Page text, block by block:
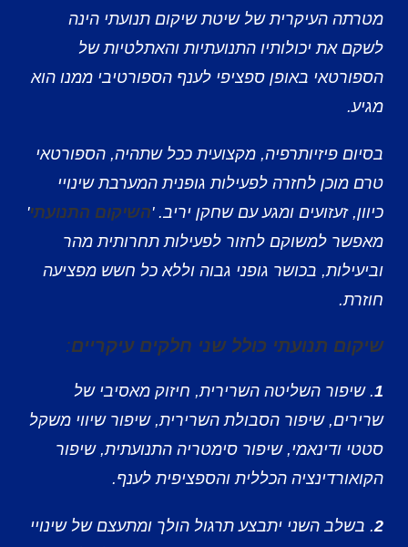
מטרתה העיקרית של שיטת שיקום תנועתי הינה
לשקם את יכולותיו התנועתיות והאתלטיות של
הספורטאי באופן ספציפי לענף הספורטיבי ממנו הוא
מגיע.
בסיום פיזיותרפיה, מקצועית ככל שתהיה, הספורטאי
טרם מוכן לחזרה לפעילות גופנית המערבת שינויי
כיוון, זעזועים ומגע עם שחקן יריב. 'השיקום התנועתי'
מאפשר למשוקם לחזור לפעילות תחרותית מהר
וביעילות, בכושר גופני גבוה וללא כל חשש מפציעה
חוזרת.
שיקום תנועתי כולל שני חלקים עיקריים:
1. שיפור השליטה השרירית, חיזוק מאסיבי של
שרירים, שיפור הסבולת השרירית, שיפור שיווי משקל
סטטי ודינאמי, שיפור סימטריה התנועתית, שיפור
הקואורדינציה הכללית והספציפית לענף.
2. בשלב השני יתבצע תרגול הולך ומתעצם של שינויי